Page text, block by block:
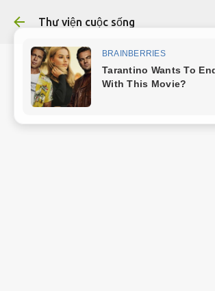
Chuyển đến nội dung chính
Thư viện cuộc sống